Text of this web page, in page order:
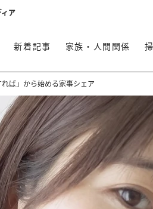
ア
新着記事 家族・人間関係
ば」から始める家事シェア